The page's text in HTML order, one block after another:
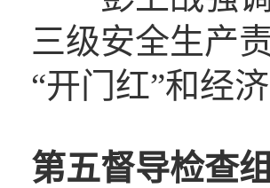
三级安全生产
“开门红”和经
第五督导检查